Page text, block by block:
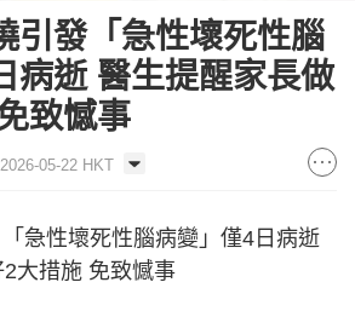
引發「急性壞死性腦
病逝 醫生提醒家長做
致憾事
05-22 HKT
「急性壞死性腦病變」僅4日病逝
大措施 免致憾事